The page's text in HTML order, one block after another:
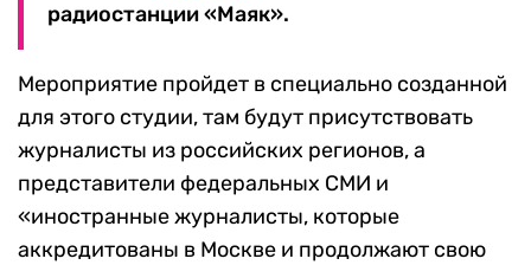
радиостанции «Маяк».
Мероприятие пройдет в специально созданной
для этого студии, там будут присутствовать
журналисты из российских регионов, а
представители федеральных СМИ и
«иностранные журналисты, которые
аккредитованы в Москве и продолжают свою